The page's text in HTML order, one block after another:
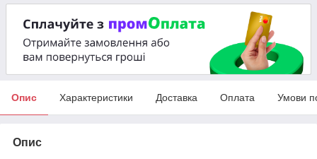
Опис Характеристики Доставка Оплата Умови
Опис